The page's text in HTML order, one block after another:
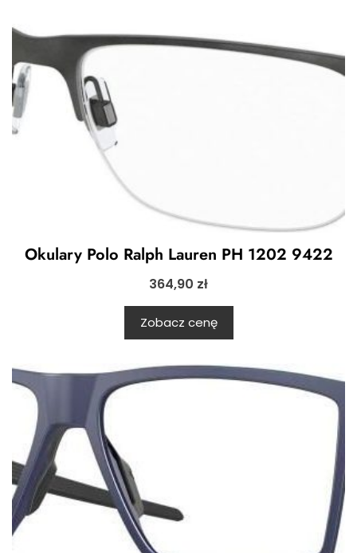
Okulary Polo Ralph Lauren PH 1202 9422
364,90 zł
Zobacz cenę